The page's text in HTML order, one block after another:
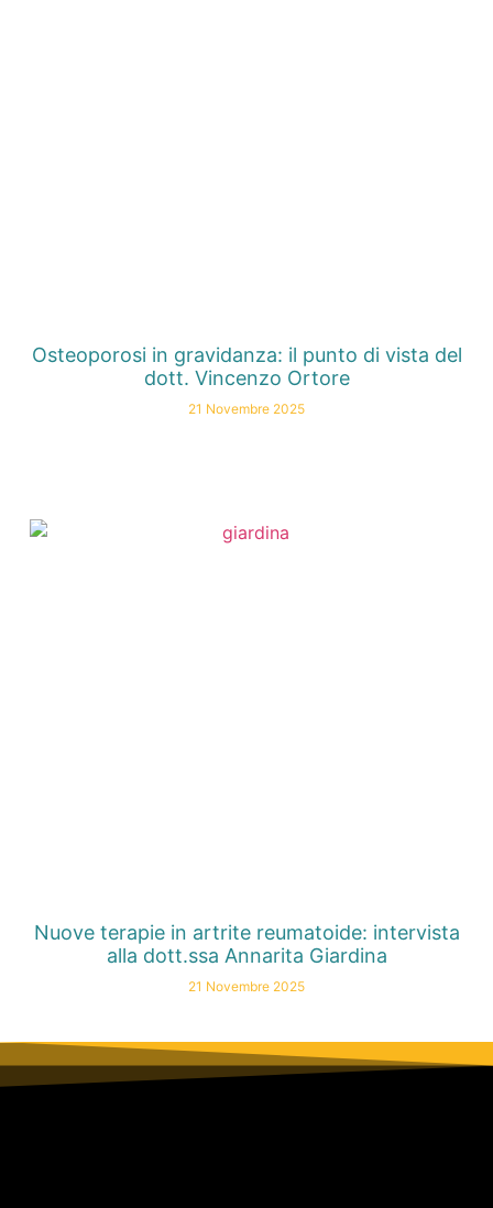
Osteoporosi in gravidanza: il punto di vista del
dott. Vincenzo Ortore
21 Novembre 2025
Nuove terapie in artrite reumatoide: intervista
alla dott.ssa Annarita Giardina
21 Novembre 2025